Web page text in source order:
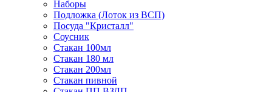
Наборы
Подложка (Лоток из ВСП)
Посуда "Кристалл"
Соусник
Стакан 100мл
Стакан 180 мл
Стакан 200мл
Стакан пивной